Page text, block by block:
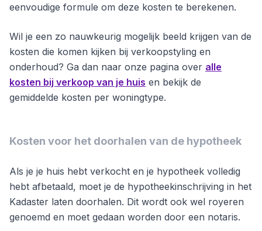
eenvoudige formule om deze kosten te berekenen.
Wil je een zo nauwkeurig mogelijk beeld krijgen van de
kosten die komen kijken bij verkoopstyling en
onderhoud? Ga dan naar onze pagina over alle
kosten bij verkoop van je huis en bekijk de
gemiddelde kosten per woningtype.
Kosten voor het doorhalen van de hypotheek
Als je je huis hebt verkocht en je hypotheek volledig
hebt afbetaald, moet je de hypotheekinschrijving in het
Kadaster laten doorhalen. Dit wordt ook wel royeren
genoemd en moet gedaan worden door een notaris.